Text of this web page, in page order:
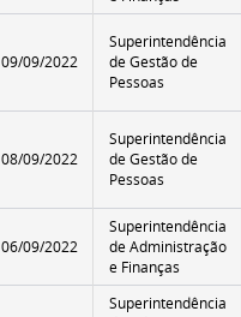
09/09/2022
Superintendência
de Gestão de
Pessoas
08/09/2022
Superintendência
de Gestão de
Pessoas
06/09/2022
Superintendência
de Administração
e Finanças
Superintendência